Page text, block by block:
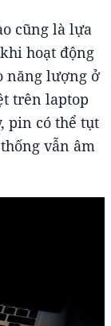
cũng là lựa
hoạt động
năng lượng ở
trên laptop
pin có thể tụt
vẫn âm